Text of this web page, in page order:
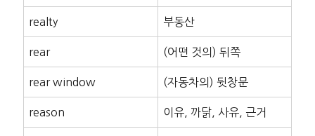
realty 부동산
rear (어떤 것의) 뒤쪽
rear window (자동차의) 뒷창문
reason 이유, 까닭, 사유, 근거